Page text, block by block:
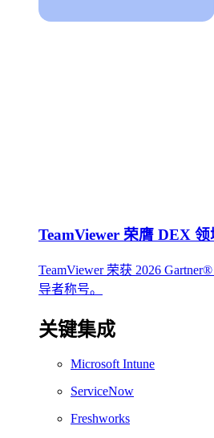
TeamViewer 荣膺 DEX
TeamViewer 荣获 2026
导者称号。
关键集成
Microsoft Intune
ServiceNow
Freshworks